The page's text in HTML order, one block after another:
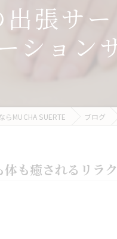
張サ
ション
MUCHA SUERTE ブログ
も癒されるリラ